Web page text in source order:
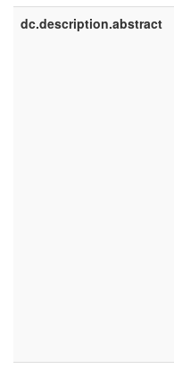
dc.description.abstract